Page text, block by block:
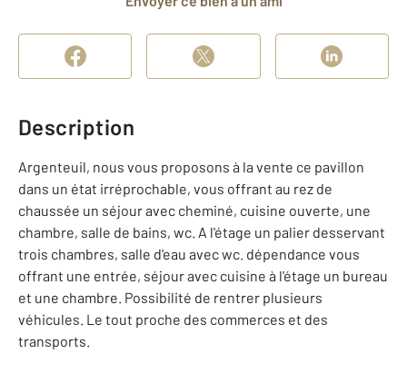
Description
Argenteuil, nous vous proposons à la vente ce pavillon
dans un état irréprochable, vous offrant au rez de
chaussée un séjour avec cheminé, cuisine ouverte, une
chambre, salle de bains, wc. A l'étage un palier desservant
trois chambres, salle d'eau avec wc. dépendance vous
offrant une entrée, séjour avec cuisine à l'étage un bureau
et une chambre. Possibilité de rentrer plusieurs
véhicules. Le tout proche des commerces et des
transports.